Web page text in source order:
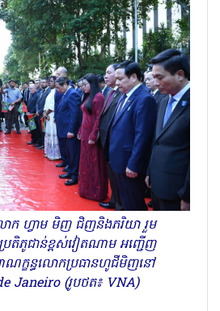
ោក ហ្វាម មិញ ជិញនិងភរិយា រួម
តិភូជាន់ខ្ពស់វៀតណាម អញ្ជើញ
ញាណក្ខន្ធលោកប្រធានហូជីមិញនៅ
Janeiro (រូបថត៖ VNA)